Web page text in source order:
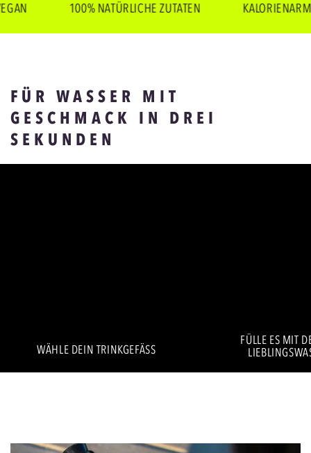
100% NATÜRLICHE ZUTATEN KALORIENARM
FÜR WASSER MIT
GESCHMACK IN DREI
SEKUNDEN
WÄHLE DEIN TRINKGEFÄSS
FÜLLE ES MIT